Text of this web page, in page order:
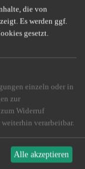
die von
Es werden ggf.
gesetzt.
einzeln oder in
zur
Widerruf
verarbeitbar.
Alle akzeptieren